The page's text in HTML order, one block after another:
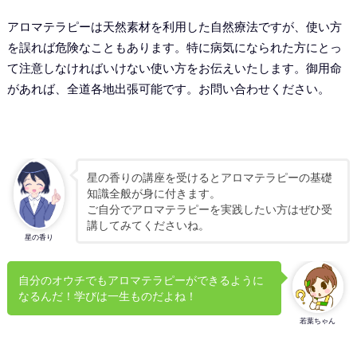
アロマテラピーは天然素材を利用した自然療法ですが、使い方
を誤れば危険なこともあります。特に病気になられた方にとっ
て注意しなければいけない使い方をお伝えいたします。御用命
があれば、全道各地出張可能です。お問い合わせください。
星の香り
星の香りの講座を受けるとアロマテラピーの基礎
知識全般が身に付きます。
ご自分でアロマテラピーを実践したい方はぜひ受
講してみてくださいね。
若葉ちゃん
自分のオウチでもアロマテラピーができるように
なるんだ！学びは一生ものだよね！